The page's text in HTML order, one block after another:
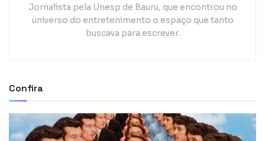
Jornalista pela Unesp de Bauru, que encontrou no
universo do entretenimento o espaço que tanto
buscava para escrever.
Confira